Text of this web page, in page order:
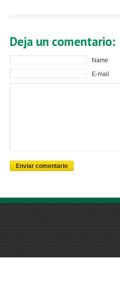
Deja un comentario:
Name
E-mail
Enviar comentario